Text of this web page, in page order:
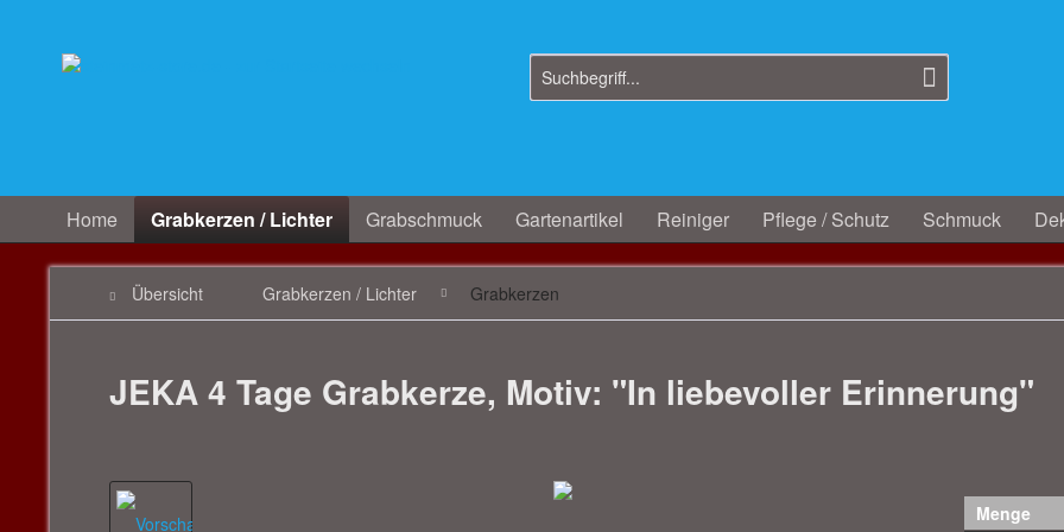
Home Grabkerzen / Lichter Grabschmuck Gartenartikel Reiniger Pflege / Schutz Schmuck
Übersicht Grabkerzen / Lichter Grabkerzen
JEKA 4 Tage Grabkerze, Motiv: "In liebevoller Erinnerung"
Menge